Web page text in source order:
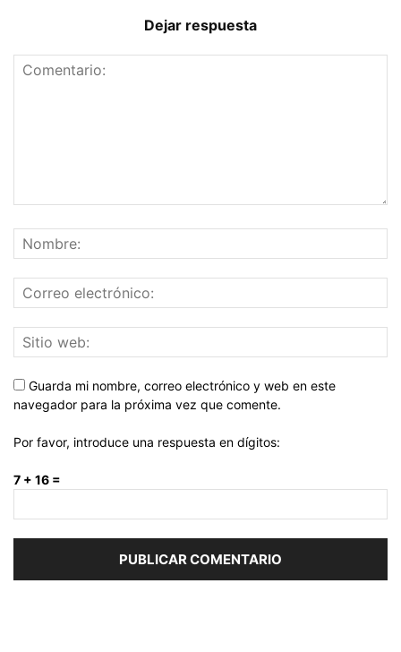
Dejar respuesta
Guarda mi nombre, correo electrónico y web en este
navegador para la próxima vez que comente.
Por favor, introduce una respuesta en dígitos:
7 + 16 =